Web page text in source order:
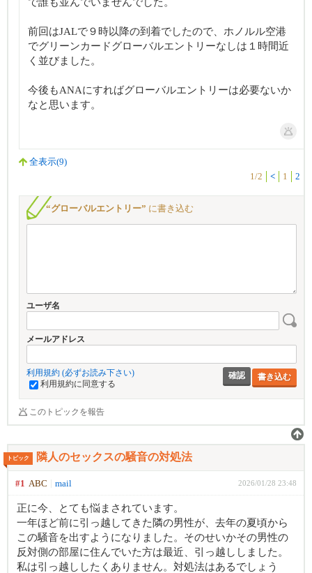
前回はJALで９時以降の到着でしたので、ホノルル空港
でグリーンカードグローバルエントリーなしは１時間近
く並びました。
今後もANAにすればグローバルエントリーは必要ないか
なと思います。
全表示(9)
1/2
< 1 2
“グローバルエントリー” に書き込む
ユーザ名
メールアドレス
利用規約 (必ずお読み下さい)
利用規約に同意する
書き込む
このトピックを報告
トピック 隣人のセックスの騒音の対処法
#1 ABC mail 2026/01/28 23:48
正に今、とても悩まされています。
一年ほど前に引っ越してきた隣の男性が、去年の夏頃から
この騒音を出すようになりました。そのせいかその男性の
反対側の部屋に住んでいた方は最近、引っ越ししました。
私は引っ越ししたくありません。対処法はあるでしょう